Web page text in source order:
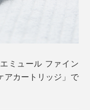
ミュール ファイン
アカートリッジ」で